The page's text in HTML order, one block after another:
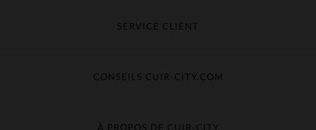
SERVICE CLIENT
Échange & Remboursement
Contacter le service client
CONSEILS CUIR-CITY.COM
Guide des matières